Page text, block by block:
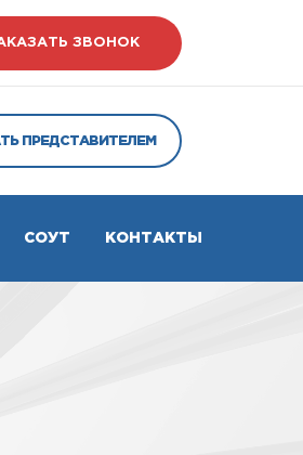
ЗВОНОК
ПРЕДСТАВИТЕЛЕМ
СОУТ КОНТАКТЫ